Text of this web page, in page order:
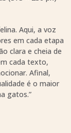
Aqui, a voz
em cada etapa
clara e cheia de
cada texto,
Afinal,
é o maior
gatos.”